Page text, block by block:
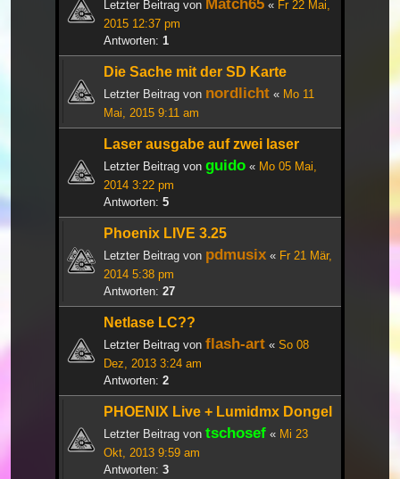
Letzter Beitrag von Match65 « Fr 22 Mai,
2015 12:37 pm
Antworten: 1
Die Sache mit der SD Karte
Letzter Beitrag von nordlicht « Mo 11
Mai, 2015 9:11 am
Laser ausgabe auf zwei laser
Letzter Beitrag von guido « Mo 05 Mai,
2014 3:22 pm
Antworten: 5
Phoenix LIVE 3.25
Letzter Beitrag von pdmusix « Fr 21 Mär,
2014 5:38 pm
Antworten: 27
Netlase LC??
Letzter Beitrag von flash-art « So 08
Dez, 2013 3:24 am
Antworten: 2
PHOENIX Live + Lumidmx Dongel
Letzter Beitrag von tschosef « Mi 23
Okt, 2013 9:59 am
Antworten: 3